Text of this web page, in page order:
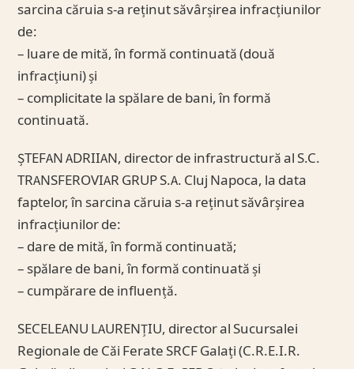
sarcina căruia s-a reținut săvârșirea infracțiunilor
de:
– luare de mită, în formă continuată (două
infracțiuni) și
– complicitate la spălare de bani, în formă
continuată.
ȘTEFAN ADRIIAN, director de infrastructură al S.C.
TRANSFEROVIAR GRUP S.A. Cluj Napoca, la data
faptelor, în sarcina căruia s-a reținut săvârșirea
infracțiunilor de:
– dare de mită, în formă continuată;
– spălare de bani, în formă continuată și
– cumpărare de influență.
SECELEANU LAURENȚIU, director al Sucursalei
Regionale de Căi Ferate SRCF Galați (C.R.E.I.R.